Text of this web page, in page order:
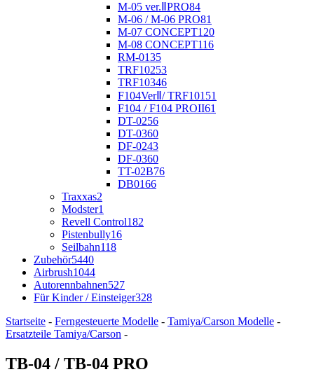
M-05 ver.ⅡPRO84
M-06 / M-06 PRO81
M-07 CONCEPT120
M-08 CONCEPT116
RM-0135
TRF10253
TRF10346
F104VerⅡ/ TRF101 51
F104 / F104 PROII61
DT-0256
DT-0360
DF-0243
DF-0360
TT-02B76
DB0166
Traxxas2
Modster1
Revell Control182
Pistenbully16
Seilbahn118
Zubehör5440
Airbrush1044
Autorennbahnen527
Für Kinder / Einsteiger328
Startseite - Ferngesteuerte Modelle - Tamiya/Carson Modelle -
Ersatzteile Tamiya/Carson -
TB-04 / TB-04 PRO